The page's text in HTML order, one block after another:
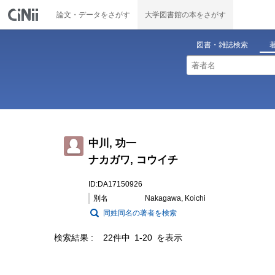
論文・データをさがす 大学図書館の本をさがす
図書・雑誌検索
中川, 功一
ナカガワ, コウイチ
ID:DA17150926
別名
Nakagawa, Koichi
同姓同名の著者を検索
検索結果 22件中 1-20 を表示